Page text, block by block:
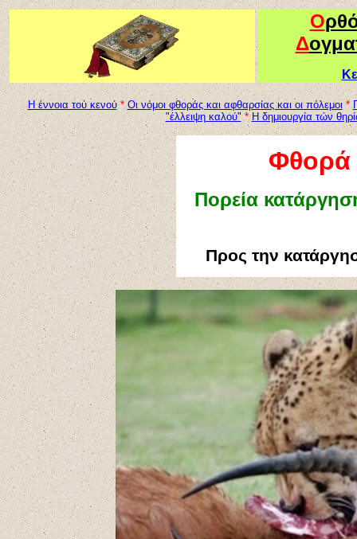
Ο
Δ
Ηέννοια τού κενού* Οι νόμοι φθοράς και αφθαρσίας και οι πόλεμοι*
"έλλειψη καλού" * Η δημιουργία τών
Φθορά
Πορεία
Προς την